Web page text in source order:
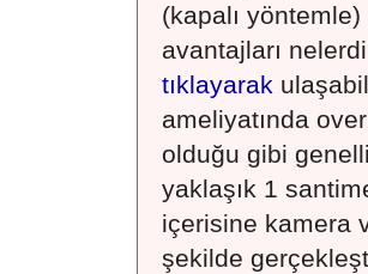
(kapalı yöntemle)
avantajları
tıklayarak
ameliyatında
olduğu gibi
yaklaşık 1
içerisine kamera
şekilde